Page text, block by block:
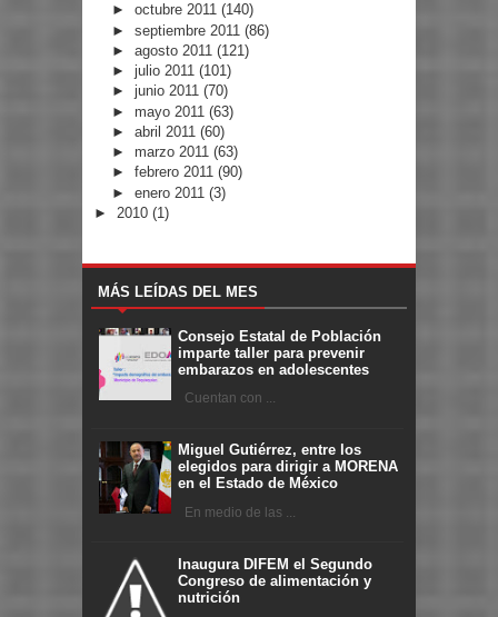
► octubre 2011 (140)
► septiembre 2011 (86)
► agosto 2011 (121)
► julio 2011 (101)
► junio 2011 (70)
► mayo 2011 (63)
► abril 2011 (60)
► marzo 2011 (63)
► febrero 2011 (90)
► enero 2011 (3)
► 2010 (1)
MÁS LEÍDAS DEL MES
Consejo Estatal de Población
imparte taller para prevenir
embarazos en adolescentes
Cuentan con ...
Miguel Gutiérrez, entre los
elegidos para dirigir a MORENA
en el Estado de México
En medio de las ...
Inaugura DIFEM el Segundo
Congreso de alimentación y
nutrición